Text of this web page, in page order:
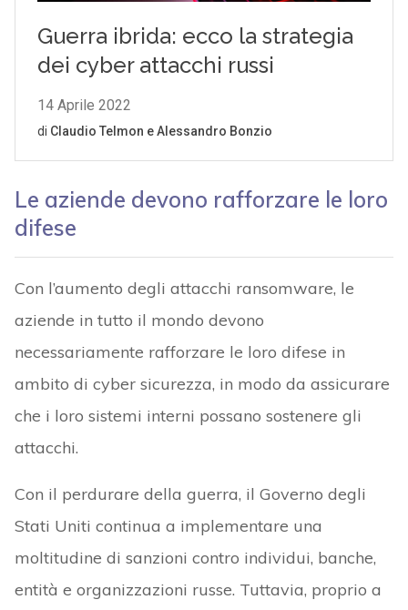
Le aziende devono rafforzare le loro
difese
Con l’aumento degli attacchi ransomware, le
aziende in tutto il mondo devono
necessariamente rafforzare le loro difese in
ambito di cyber sicurezza, in modo da assicurare
che i loro sistemi interni possano sostenere gli
attacchi.
Con il perdurare della guerra, il Governo degli
Stati Uniti continua a implementare una
moltitudine di sanzioni contro individui, banche,
entità e organizzazioni russe. Tuttavia, proprio a